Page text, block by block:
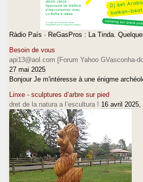
Ràdio País · ReGasPros : La Tinda.
Besoin de vous
api13@aol.com [Forum Yahoo GVasconha-
27 mai 2025
Bonjour Je m'intéresse à une énigme
Linxe - sculptures d’arbre sur pied
dret de la natura a l’escultura ! 16 avril 2025